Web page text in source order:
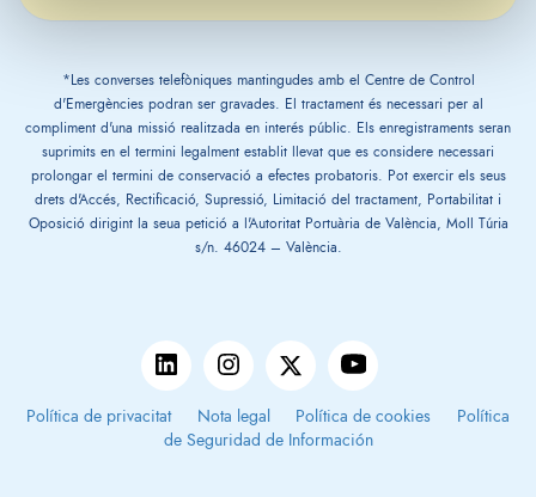
*Les converses telefòniques mantingudes amb el Centre de Control
d'Emergències podran ser gravades. El tractament és necessari per al
compliment d'una missió realitzada en interés públic. Els enregistraments seran
suprimits en el termini legalment establit llevat que es considere necessari
prolongar el termini de conservació a efectes probatoris. Pot exercir els seus
drets d'Accés, Rectificació, Supressió, Limitació del tractament, Portabilitat i
Oposició dirigint la seua petició a l'Autoritat Portuària de València, Moll Túria
s/n. 46024 – València.
Política de privacitat Nota legal Política de cookies
Política
de Seguridad de Información